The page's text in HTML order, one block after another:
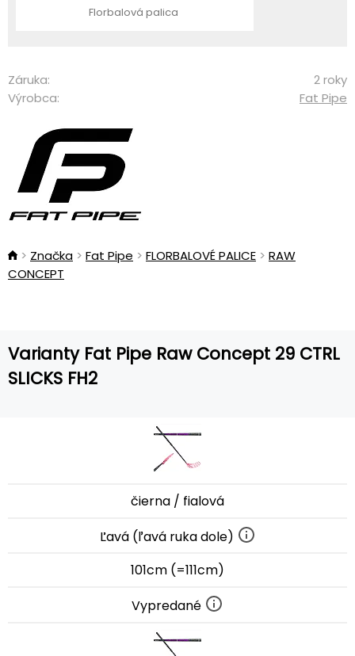
Florbalová palica
Záruka:
2 roky
Výrobca:
Fat Pipe
Značka Fat Pipe FLORBALOVÉ PALICE
RAW
CONCEPT
Varianty Fat Pipe Raw Concept 29 CTRL
SLICKS FH2
čierna / fialová
Ľavá (ľavá ruka dole)
101cm (=111cm)
Vypredané